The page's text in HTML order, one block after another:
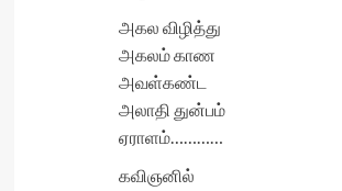
அகல விழித்து
அகலம் காண
அவள்கண்ட
அலாதி துன்பம்
ஏராளம்…………
கவிஞனில்